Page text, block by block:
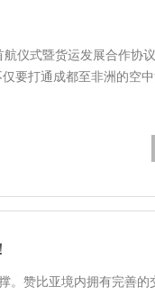
仪式暨货运发展合作协
要打通成都至非洲的空
。赞比亚境内拥有完善的